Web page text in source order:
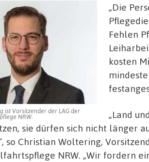
ist Vorsitzender der LAG der
NRW.
„Die
Fehlen
kosten
„Land
sie dürfen sich nicht länger
so Christian Woltering,
NRW. „Wir fordern